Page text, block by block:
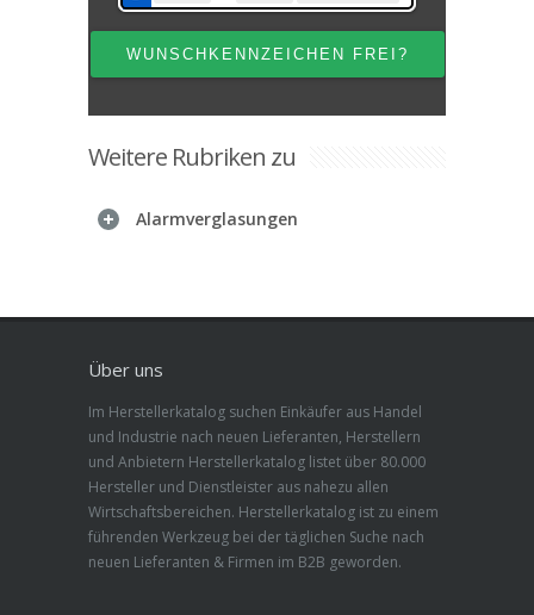
Weitere Rubriken zu
Alarmverglasungen
Über uns
Im Herstellerkatalog suchen Einkäufer aus Handel
und Industrie nach neuen Lieferanten, Herstellern
und Anbietern Herstellerkatalog listet über 80.000
Hersteller und Dienstleister aus nahezu allen
Wirtschaftsbereichen. Herstellerkatalog ist zu einem
führenden Werkzeug bei der täglichen Suche nach
neuen Lieferanten & Firmen im B2B geworden.